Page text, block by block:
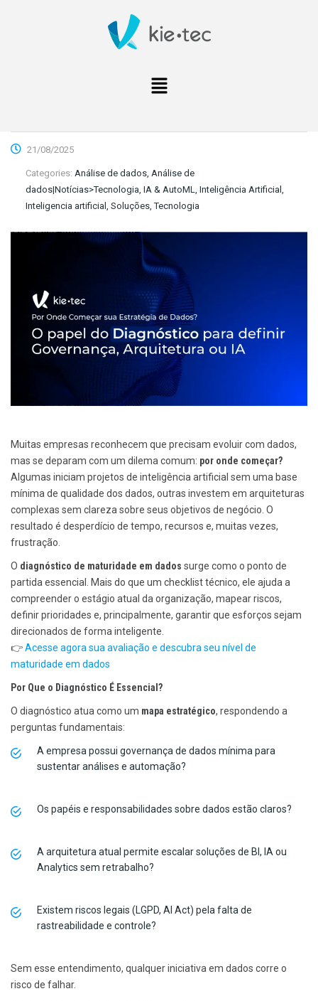
21/08/2025
Categories: Análise de dados, Análise de
dados|Notícias>Tecnologia, IA & AutoML, Inteligência Artificial,
Inteligencia artificial, Soluções, Tecnologia
Muitas empresas reconhecem que precisam evoluir com dados,
mas se deparam com um dilema comum: por onde começar?
Algumas iniciam projetos de inteligência artificial sem uma base
mínima de qualidade dos dados, outras investem em arquiteturas
complexas sem clareza sobre seus objetivos de negócio. O
resultado é desperdício de tempo, recursos e, muitas vezes,
frustração.
O diagnóstico de maturidade em dados surge como o ponto de
partida essencial. Mais do que um checklist técnico, ele ajuda a
compreender o estágio atual da organização, mapear riscos,
definir prioridades e, principalmente, garantir que esforços sejam
direcionados de forma inteligente.
👉Acesse agora sua avaliação e descubra seu nível de
maturidade em dados
Por Que o Diagnóstico É Essencial?
O diagnóstico atua como um mapa estratégico, respondendo a
perguntas fundamentais:
A empresa possui governança de dados mínima para
sustentar análises e automação?
Os papéis e responsabilidades sobre dados estão claros?
A arquitetura atual permite escalar soluções de BI, IA ou
Analytics sem retrabalho?
Existem riscos legais (LGPD, AI Act) pela falta de
rastreabilidade e controle?
Sem esse entendimento, qualquer iniciativa em dados corre o
risco de falhar.